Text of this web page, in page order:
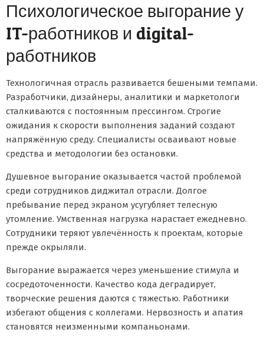
Психологическое выгорание у
IT-работников и digital-
работников
Технологичная отрасль развивается бешеными темпами.
Разработчики, дизайнеры, аналитики и маркетологи
сталкиваются с постоянным прессингом. Строгие
ожидания к скорости выполнения заданий создают
напряжённую среду. Специалисты осваивают новые
средства и методологии без остановки.
Душевное выгорание оказывается частой проблемой
среди сотрудников диджитал отрасли. Долгое
пребывание перед экраном усугубляет телесную
утомление. Умственная нагрузка нарастает ежедневно.
Сотрудники теряют увлечённость к проектам, которые
прежде окрыляли.
Выгорание выражается через уменьшение стимула и
сосредоточенности. Качество кода деградирует,
творческие решения даются с тяжестью. Работники
избегают общения с коллегами. Нервозность и апатия
становятся неизменными компаньонами.